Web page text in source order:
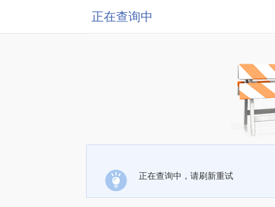
正在查询中
正在查询中，请刷新重试